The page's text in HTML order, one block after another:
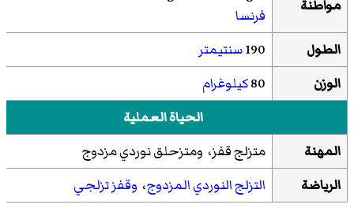
مواطنة
فرنسا
الطول
190سنتيمتر
الوزن
80كيلوغرام
الحياة العملية
المهنة
متزلج قفز، ومتزحلق نوردي مزدوج
الرياضة
التزلج النوردي المزدوج، وقفز تزلجي